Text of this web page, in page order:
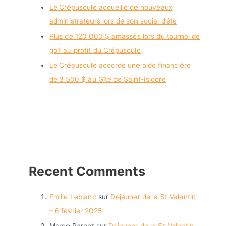
Le Crépuscule accueille de nouveaux
administrateurs lors de son social d’été
Plus de 120 000 $ amassés lors du tournoi de
golf au profit du Crépuscule
Le Crépuscule accorde une aide financière
de 3 500 $ au Gîte de Saint-Isidore
Recent Comments
Emilie Leblanc sur Déjeuner de la St-Valentin
– 6 février 2025